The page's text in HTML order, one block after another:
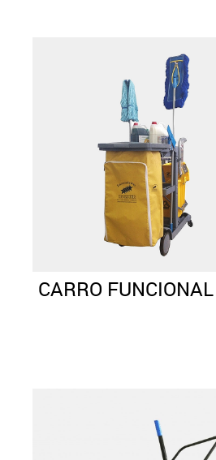
CARRO FUNCIONAL